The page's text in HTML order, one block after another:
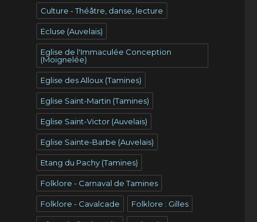
Culture - Théâtre, danse, lecture
Ecluse (Auvelais)
Eglise de l'Immaculée Conception
(Moignelée)
Eglise des Alloux (Tamines)
Eglise Saint-Martin (Tamines)
Eglise Saint-Victor (Auvelais)
Eglise Sainte-Barbe (Auvelais)
Etang du Pachy (Tamines)
Folklore - Carnaval de Tamines
Folklore - Cavalcade Folklore : Gilles